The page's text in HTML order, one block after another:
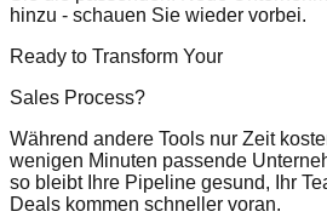
hinzu - schauen Sie wieder vorbei.
Ready to Transform Your
Sales Process?
Während andere Tools nur Zeit
wenigen Minuten passende
so bleibt Ihre Pipeline gesund, Ihr
Deals kommen schneller voran.